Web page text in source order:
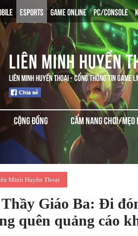
ESPORTS GAME ONLINE PC/CONSOLE
LIÊN MINH HUYỀN
LIÊN MINH HUYỀN THOẠI - CỔNG THÔNG TIN GAME
CỘNG ĐỒNG CẨM NANG CHƠI/MẸO
Minh Huyền Thoại
Giáo Ba: Đi
quên quảng cáo